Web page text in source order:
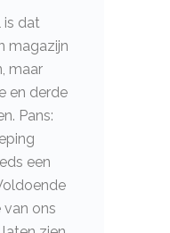
is dat
magazijn
maar
en derde
Pans:
een
ons